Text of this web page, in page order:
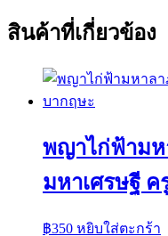
สินค้าที่เกี่ยวข้อง
พญาไก่ฟ้ามห
มหาเศรษฐี ค
฿350 หยิบใส่ตะกร้า